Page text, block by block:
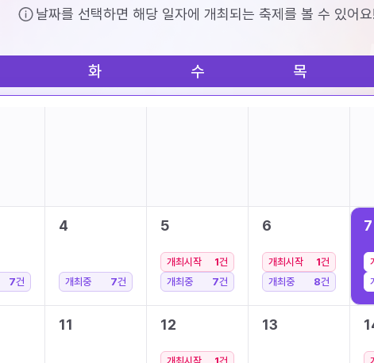
날짜를 선택하면 해당 일자에 개최되는 축제를 볼 수 있어
화 수 목
7건
4
개최중 7건
5
개최시작 1건
개최중
7건
6
개최시작 1건
개최중
8건
7
11 12 13